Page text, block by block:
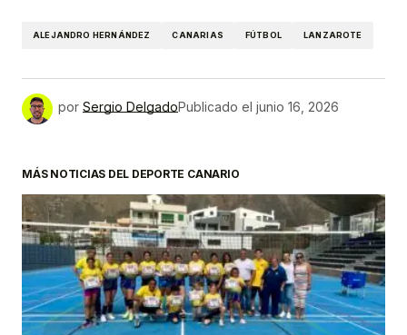
ALEJANDRO HERNÁNDEZ CANARIAS FÚTBOL LANZAROTE
por Sergio DelgadoPublicado el junio 16, 2026
MÁS NOTICIAS DEL DEPORTE CANARIO